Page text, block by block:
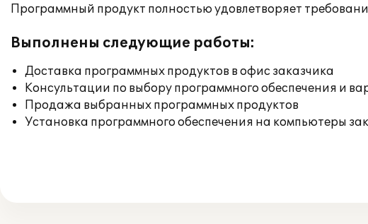
Программный продукт полностью удовлетворяет
Выполнены следующие работы:
Доставка программных продуктов в офис заказчика
Консультации по выбору программного обеспечения и
Продажа выбранных программных продуктов
Установка программного обеспечения на компьютеры